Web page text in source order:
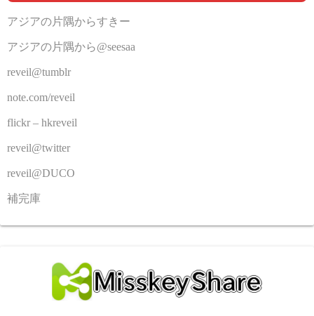
アジアの片隅からすきー
アジアの片隅から@seesaa
reveil@tumblr
note.com/reveil
flickr – hkreveil
reveil@twitter
reveil@DUCO
補完庫